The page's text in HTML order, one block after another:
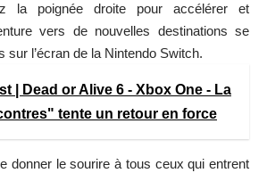
la poignée droite pour accélérer et
vers de nouvelles destinations se
sur l’écran de la Nintendo Switch.
| Dead or Alive 6 - Xbox One - La
tente un retour en force
donner le sourire à tous ceux qui entrent